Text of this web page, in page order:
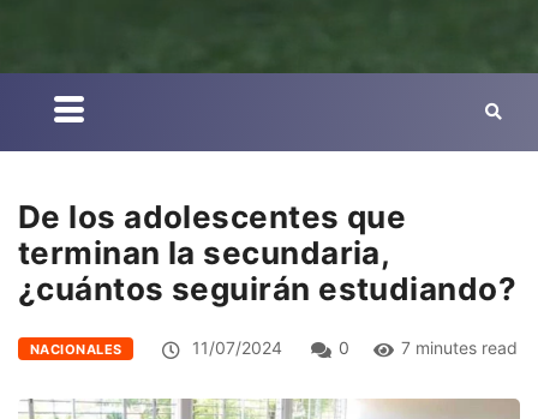
De los adolescentes que
terminan la secundaria,
¿cuántos seguirán estudiando?
NACIONALES 11/07/2024 0 7 minutes read